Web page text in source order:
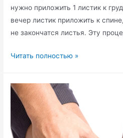
нужно приложить 1 листик к
вечер листик приложить к
не закончатся листья. Эту
Лечение
травами
Читать полностью »